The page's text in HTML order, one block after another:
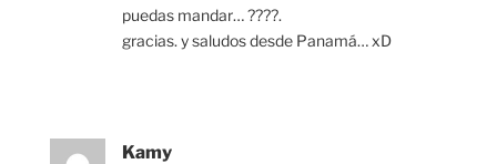
puedas mandar… ????.
gracias. y saludos desde Panamá… xD
Kamy